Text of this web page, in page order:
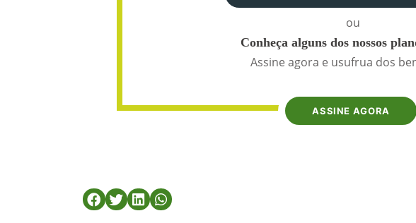
ou
Conheça alguns dos nossos
Assine agora e usufrua dos
ASSINE AGORA